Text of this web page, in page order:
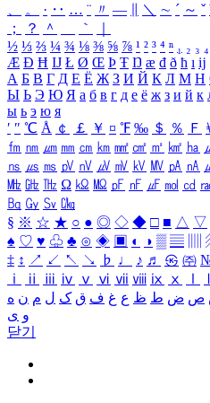
、
。 · ‥ … ¨ 〃 ― ＼ ∼ ´ ～ ˇ
；
？ ＾ ｀
½ ⅓ ⅔ ¼ ¾ ⅛ ⅜ ⅝ ⅞ ¹ ² ³ ⁴ ⁿ ₁ ₂ ₃ ₄
Æ Ð Ħ Ĳ Ł Ø Œ Þ Ŧ Ŋ æ đ ð ħ ı ĳ
А Б В Г Д Е Ё Ж З И Й К Л М Н
Ы Ь Э Ю Я а б в г д е ё ж з и й к
ы ь э ю я
′ ″ ℃ Å ￠ ￡ ￥ ¤ ℉ ‰ ＄ ％ Ｆ
㎙ ㎚ ㎛ ㎜ ㎝ ㎞ ㎟ ㎠ ㎡ ㎢ ㏊
㎱ ㎲ ㎳ ㎴ ㎵ ㎶ ㎷ ㎸ ㎹ ㎀ ㎁
㎒ ㎓ ㎔ Ω ㏀ ㏁ ㎊ ㎋ ㎌ ㏖ ㏅
㏃ ㏉ ㏜ ㏆
§ ※ ☆ ★ ○ ● ◎ ◇ ◆ □ ■ △ ▽
♠ ♡ ♥ ♧ ♣ ⊙ ◈ ▣ ◐ ◑ ▒ ▤
‡ ↕ ↗ ↙ ↖ ↘ ♭ ♩ ♪ ♬ ㉿ ㈜
ⅰ
ⅱ ⅲ ⅳ ⅴ ⅵ ⅶ ⅷ ⅸ ⅹ
ص ض ط ظ ع غ ف ق ک ل م ن ه
و ی
닫기